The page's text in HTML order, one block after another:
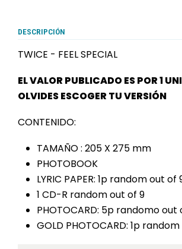
DESCRIPCIÓN
TWICE - FEEL SPECIAL
EL VALOR PUBLICADO ES POR 1
OLVIDES ESCOGER TU VERSIÓN
CONTENIDO:
TAMAÑO : 205 X 275 mm
PHOTOBOOK
LYRIC PAPER: 1p random out of
1 CD-R random out of 9
PHOTOCARD: 5p randomo out
GOLD PHOTOCARD: 1p